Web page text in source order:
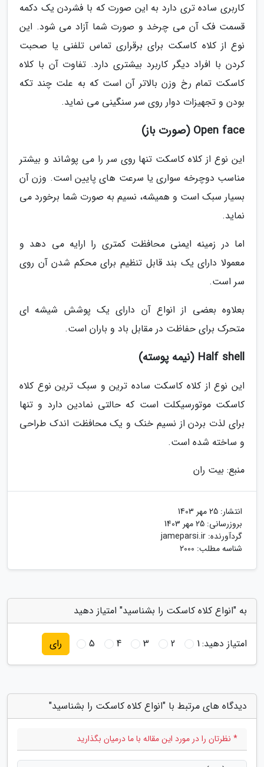
کاربری ساده تری دارد به این صورت که با فشردن یک دکمه
قسمت فک آن می چرخد و صورت شما آزاد می شود. این
نوع از کلاه کاسکت برای برقراری تماس تلفنی یا صحبت
کردن با افراد دیگر کاربرد بیشتری دارد. تفاوت آن با کلاه
کاسکت تمام رخ وزن بالاتر آن است که به علت چند تکه
بودن و تجهیزات دوار روی سر سنگینی می نماید.
Open face (صورت باز)
این نوع از کلاه کاسکت تنها روی سر را می پوشاند و بیشتر
مناسب دوچرخه سواری یا سرعت های پایین است. وزن آن
بسیار سبک است و همیشه، نسیم به صورت شما برخورد می
نماید.
اما در زمینه ایمنی محافظت کمتری را ارایه می دهد و
معمولا دارای یک بند قابل تنظیم برای محکم شدن آن روی
سر است.
بعلاوه بعضی از انواع آن دارای یک پوشش شیشه ای
متحرک برای حفاظت در مقابل باد و باران است.
Half shell (نیمه پوسته)
این نوع از کلاه کاسکت ساده ترین و سبک ترین نوع کلاه
کاسکت موتورسیکلت است که حالتی نمادین دارد و تنها
برای لذت بردن از نسیم خنک و یک محافظت اندک طراحی
و ساخته شده است.
منبع: بیت ران
انتشار: 25 مهر 1403
بروزرسانی: 25 مهر 1403
گردآورنده: jameparsi.ir
شناسه مطلب: 2000
به "انواع کلاه کاسکت را بشناسید" امتیاز دهید
امتیاز دهید:1
2
3
4
5 رای
دیدگاه های مرتبط با "انواع کلاه کاسکت را بشناسید"
* نظرتان را در مورد این مقاله با ما درمیان بگذارید